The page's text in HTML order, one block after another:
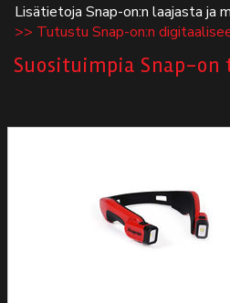
Lisätietoja Snap-on:n laajasta
>> Tutustu Snap-on:n
Suosituimpia Snap-